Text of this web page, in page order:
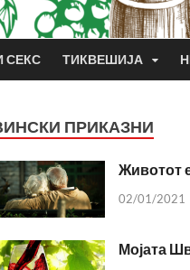
СЕКС ТИКВЕШИЈА
ПРИКАЗНИ
Животот
02/01/2021
Мојата